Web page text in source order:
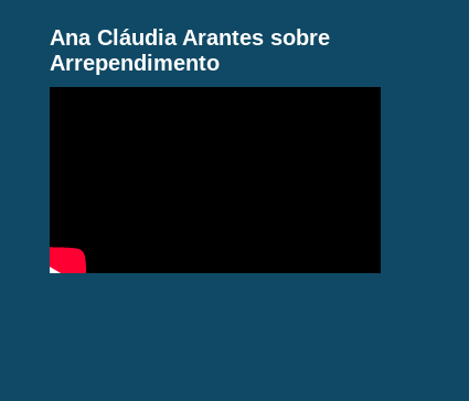
Ana Cláudia Arantes sobre
Arrependimento